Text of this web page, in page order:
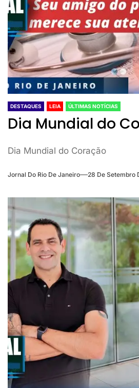
DESTAQUES LEIA ÚLTIMAS NOTÍCIAS
Dia Mundial do
Dia Mundial do Coração
Jornal Do Rio De Janeiro 28 De Setembro